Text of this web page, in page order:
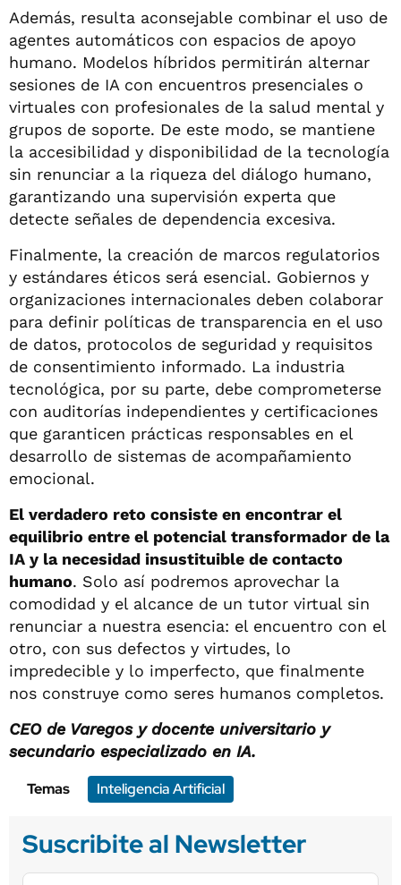
Además, resulta aconsejable combinar el uso de
agentes automáticos con espacios de apoyo
humano. Modelos híbridos permitirán alternar
sesiones de IA con encuentros presenciales o
virtuales con profesionales de la salud mental y
grupos de soporte. De este modo, se mantiene
la accesibilidad y disponibilidad de la tecnología
sin renunciar a la riqueza del diálogo humano,
garantizando una supervisión experta que
detecte señales de dependencia excesiva.
Finalmente, la creación de marcos regulatorios
y estándares éticos será esencial. Gobiernos y
organizaciones internacionales deben colaborar
para definir políticas de transparencia en el uso
de datos, protocolos de seguridad y requisitos
de consentimiento informado. La industria
tecnológica, por su parte, debe comprometerse
con auditorías independientes y certificaciones
que garanticen prácticas responsables en el
desarrollo de sistemas de acompañamiento
emocional.
El verdadero reto consiste en encontrar el
equilibrio entre el potencial transformador de la
IA y la necesidad insustituible de contacto
humano. Solo así podremos aprovechar la
comodidad y el alcance de un tutor virtual sin
renunciar a nuestra esencia: el encuentro con el
otro, con sus defectos y virtudes, lo
impredecible y lo imperfecto, que finalmente
nos construye como seres humanos completos.
CEO de Varegos y docente universitario y
secundario especializado en IA.
Temas
Inteligencia Artificial
Suscribite al Newsletter